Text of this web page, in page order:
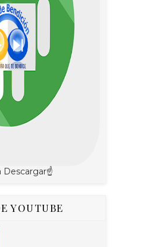
Descargar☝
YOUTUBE